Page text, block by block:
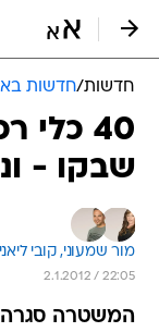
חדשות/חדשות
40
שבקו -
מור שמעוני, קובי
2.1.2012 / 22:05
המשטרה